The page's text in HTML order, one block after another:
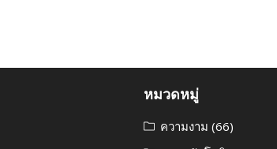
หมวดหมู่
ความงาม (66)